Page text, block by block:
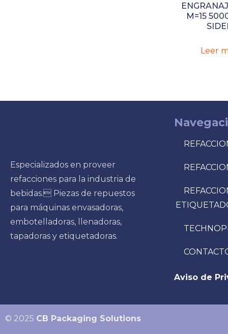
M=15
Leer
Especializados en proveer
refacciones para la industria de
bebidas. Piezas de repuestos
para máquinas envasadoras,
embotelladoras, llenadoras,
tapadoras y etiquetadoras.
Aviso de
© 2025 CB Packaging Solutions